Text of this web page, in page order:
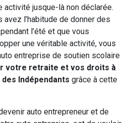
activité jusque-là non déclarée.
avez l’habitude de donner des
l’été et que vous
une véritable activité, vous
entreprise de soutien scolaire
votre retraite et vos droits à
Indépendants grâce à cette
auto entrepreneur et de